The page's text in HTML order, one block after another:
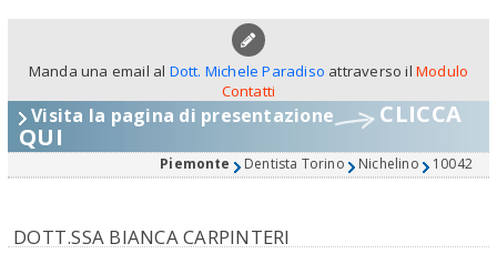
Manda una email al Dott. Michele Paradiso attraverso il Modulo
Contatti
Visita la pagina di presentazione CLICCA
QUI
Piemonte Dentista Torino Nichelino 10042
DOTT.SSA BIANCA CARPINTERI